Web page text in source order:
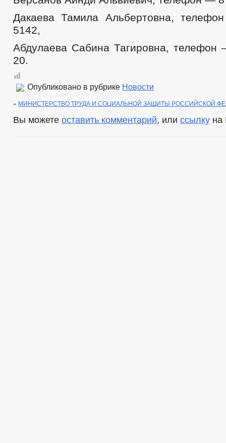
Дакаева Тамила Альбертовна,
5142,
Абдулаева Сабина Тагировна,
20.
Опубликовано в рубрике Новости
« МИНИСТЕРСТВО ТРУДА И СОЦИАЛЬНОЙ ЗАЩИТЫ РОССИЙСКОЙ
Вы можете оставить комментарий, или ссылку на